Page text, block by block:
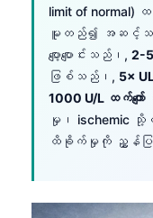
limit of normal) ထ
မူတည်၍ အဆင့်
ပျော့ပျောင်းသည်၊, 2-
ဖြစ်သည်၊, 5×
1000 U/L ထက်ကျော်
မှု၊ ischemic သို့
ထိခိုက်မှုကို ညွှန်ပ